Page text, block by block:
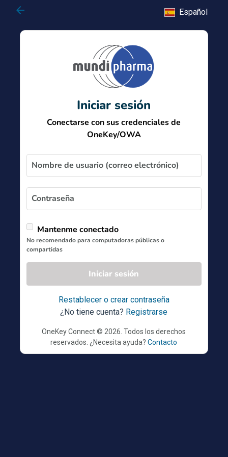
arrow_back Español
Iniciar sesión
Conectarse con sus credenciales de
OneKey/OWA
Nombre de usuario (correo electrónico)
Contraseña
Mantenme conectado
No recomendado para computadoras públicas o
compartidas
Iniciar sesión
Restablecer o crear contraseña
¿No tiene cuenta? Registrarse
OneKey Connect © 2026. Todos los derechos
reservados. ¿Necesita ayuda?Contacto